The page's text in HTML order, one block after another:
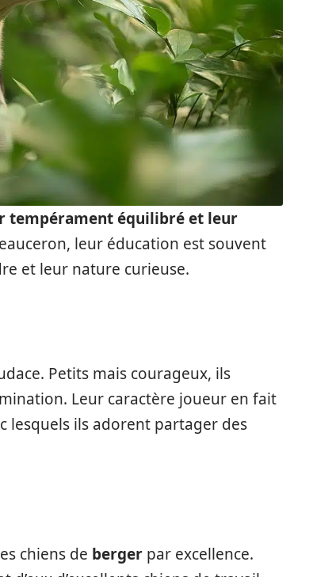
tempérament équilibré et leur
leur éducation est souvent
et leur nature curieuse.
Petits mais courageux, ils
Leur caractère joueur en fait
lesquels ils adorent partager des
chiens de berger par excellence.